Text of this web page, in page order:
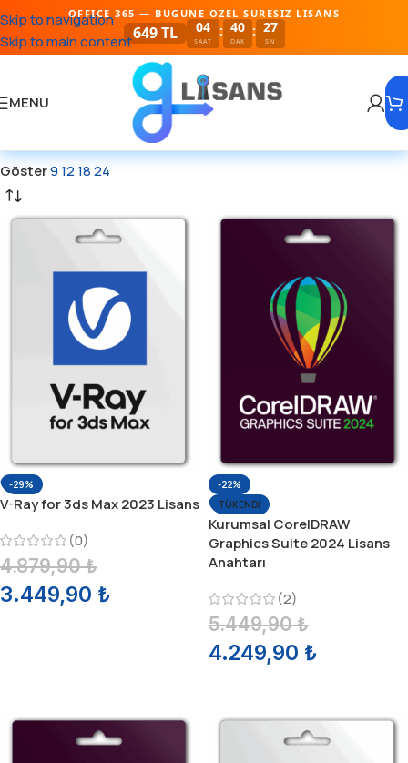
Skip to navigation
Skip to main content
OFFICE 365 — BUGUNE OZEL SURESIZ LISANS
649 TL 04
SAAT
: 40
DAK
: 27
SN
MENU
Göster9121824
-29%
V-Ray for 3ds Max 2023 Lisans
(0)
4.879,90₺
3.449,90 ₺
-22%
TÜKENDI
Kurumsal CorelDRAW
Graphics Suite 2024 Lisans
Anahtarı
(2)
5.449,90₺
4.249,90 ₺